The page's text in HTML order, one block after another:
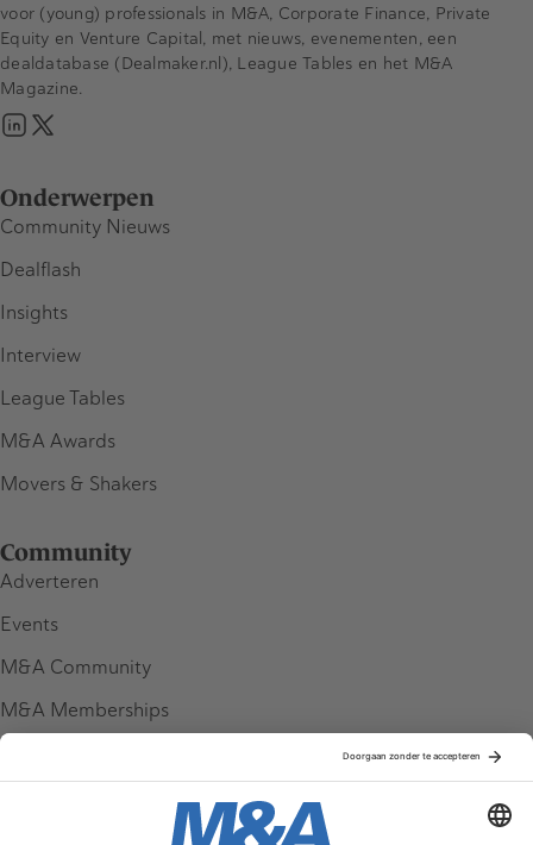
Onderwerpen
Community Nieuws
Dealflash
Insights
Interview
League Tables
M&A Awards
Movers & Shakers
Community
Adverteren
Events
M&A Community
M&A Memberships
voor (young) professionals in M&A, Corporate Finance, Private
Equity en Venture Capital, met nieuws, evenementen, een
dealdatabase (Dealmaker.nl), League Tables en het M&A
Magazine.